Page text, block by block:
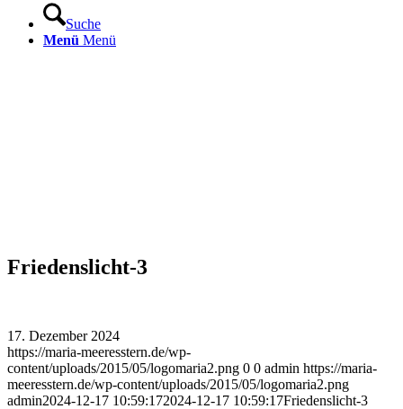
Suche
Menü Menü
Friedenslicht-3
17. Dezember 2024
https://maria-meeresstern.de/wp-
content/uploads/2015/05/logomaria2.png 0 0 admin https://maria-
meeresstern.de/wp-content/uploads/2015/05/logomaria2.png
admin2024-12-17 10:59:172024-12-17 10:59:17Friedenslicht-3